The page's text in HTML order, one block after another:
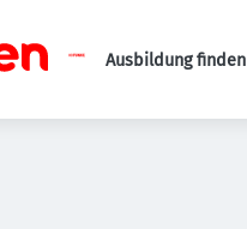
Ausbildung finden